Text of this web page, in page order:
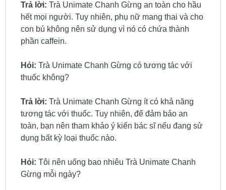
Trả lời: Trà Unimate Chanh Gừng an toàn cho hầu
hết mọi người. Tuy nhiên, phụ nữ mang thai và cho
con bú không nên sử dụng vì nó có chứa thành
phần caffein.
Hỏi: Trà Unimate Chanh Gừng có tương tác với
thuốc không?
Trả lời: Trà Unimate Chanh Gừng ít có khả năng
tương tác với thuốc. Tuy nhiên, để đảm bảo an
toàn, bạn nên tham khảo ý kiến bác sĩ nếu đang sử
dụng bất kỳ loại thuốc nào.
Hỏi: Tôi nên uống bao nhiêu Trà Unimate Chanh
Gừng mỗi ngày?